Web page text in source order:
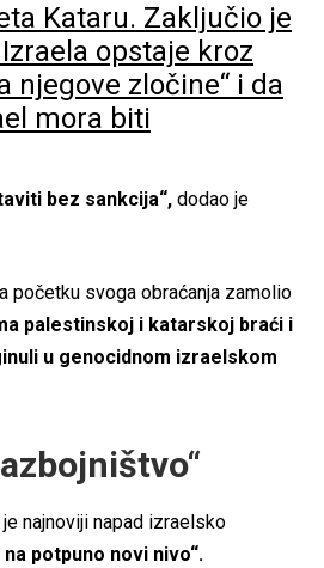
Kataru. Zaključio je
opstaje kroz
njegove zločine“ i da
mora biti
bez sankcija“, dodao je
početku svoga obraćanja zamolio
palestinskoj i katarskoj braći i
u genocidnom izraelskom
najnoviji napad izraelsko
na potpuno novi nivo“.